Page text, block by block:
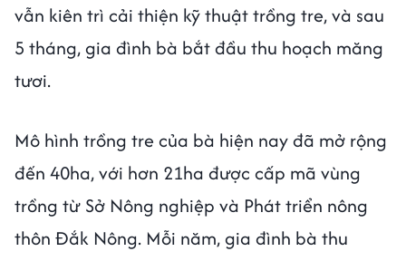
vẫn kiên trì cải thiện kỹ thuật trồng tre, và sau
5 tháng, gia đình bà bắt đầu thu hoạch măng
tươi.
Mô hình trồng tre của bà hiện nay đã mở rộng
đến 40ha, với hơn 21ha được cấp mã vùng
trồng từ Sở Nông nghiệp và Phát triển nông
thôn Đắk Nông. Mỗi năm, gia đình bà thu